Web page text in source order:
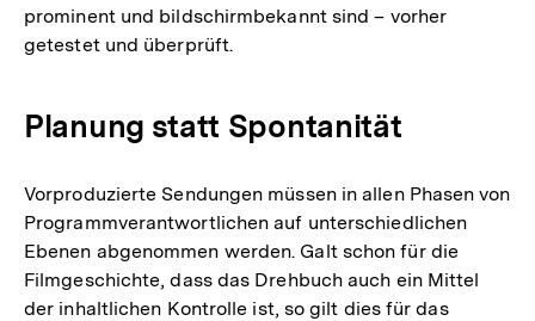
prominent und bildschirmbekannt sind – vorher
getestet und überprüft.
Planung statt Spontanität
Vorproduzierte Sendungen müssen in allen Phasen von
Programmverantwortlichen auf unterschiedlichen
Ebenen abgenommen werden. Galt schon für die
Filmgeschichte, dass das Drehbuch auch ein Mittel
der inhaltlichen Kontrolle ist, so gilt dies für das